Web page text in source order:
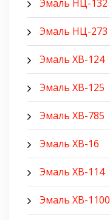
Эмаль НЦ-132
Эмаль НЦ-273
Эмаль ХВ-124
Эмаль ХВ-125
Эмаль ХВ-785
Эмаль ХВ-16
Эмаль ХВ-114
Эмаль ХВ-1100